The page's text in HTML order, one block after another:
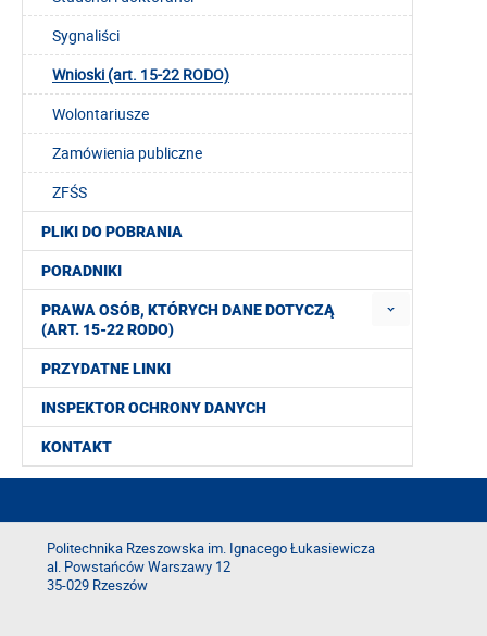
Sygnaliści
Wnioski (art. 15-22 RODO)
Wolontariusze
Zamówienia publiczne
ZFŚS
PLIKI DO POBRANIA
PORADNIKI
PRAWA OSÓB, KTÓRYCH DANE DOTYCZĄ
(ART. 15-22 RODO)
PRZYDATNE LINKI
INSPEKTOR OCHRONY DANYCH
KONTAKT
Politechnika Rzeszowska im. Ignacego Łukasiewicza
al. Powstańców Warszawy 12
35-029 Rzeszów